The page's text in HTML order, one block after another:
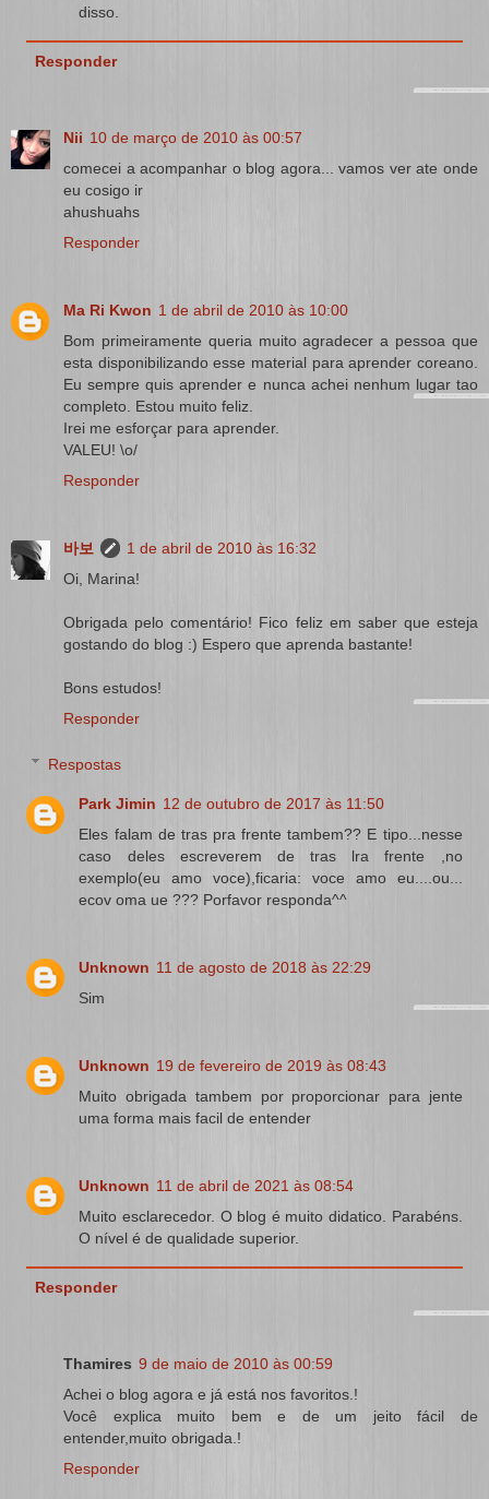
disso.
Responder
Nii 10 de março de 2010 às 00:57
comecei a acompanhar o blog agora... vamos ver ate onde
eu cosigo ir
ahushuahs
Responder
Ma Ri Kwon 1 de abril de 2010 às 10:00
Bom primeiramente queria muito agradecer a pessoa que
esta disponibilizando esse material para aprender coreano.
Eu sempre quis aprender e nunca achei nenhum lugar tao
completo. Estou muito feliz.
Irei me esforçar para aprender.
VALEU! \o/
Responder
바보
1 de abril de 2010 às 16:32
Oi, Marina!
Obrigada pelo comentário! Fico feliz em saber que esteja
gostando do blog :) Espero que aprenda bastante!
Bons estudos!
Responder
Respostas
Park Jimin 12 de outubro de 2017 às 11:50
Eles falam de tras pra frente tambem?? E tipo...nesse
caso deles escreverem de tras lra frente ,no
exemplo(eu amo voce),ficaria: voce amo eu....ou...
ecov oma ue ??? Porfavor responda^^
Unknown 11 de agosto de 2018 às 22:29
Sim
Unknown 19 de fevereiro de 2019 às 08:43
Muito obrigada tambem por proporcionar para jente
uma forma mais facil de entender
Unknown 11 de abril de 2021 às 08:54
Muito esclarecedor. O blog é muito didatico. Parabéns.
O nível é de qualidade superior.
Responder
Thamires 9 de maio de 2010 às 00:59
Achei o blog agora e já está nos favoritos.!
Você explica muito bem e de um jeito fácil de
entender,muito obrigada.!
Responder